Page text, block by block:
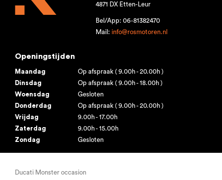
4871 DX Etten-Leur
Bel/App: 06-81382470
Mail:info@rosmotoren.nl
Openingstijden
Maandag
Op afspraak ( 9.00h - 20.00h )
Dinsdag
Op afspraak ( 9.00h - 18.00h )
Woensdag
Gesloten
Donderdag
Op afspraak ( 9.00h - 20.00h )
Vrijdag
9.00h - 17.00h
Zaterdag
9.00h - 15.00h
Zondag
Gesloten
Ducati Monster occasion